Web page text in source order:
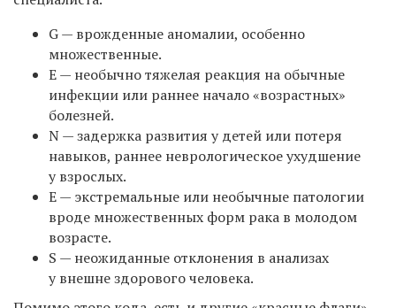
G — врожденные аномалии, особенно
множественные.
E — необычно тяжелая реакция на обычные
инфекции или раннее начало «возрастных»
болезней.
N — задержка развития у детей или потеря
навыков, раннее неврологическое ухудшение
у взрослых.
E — экстремальные или необычные патологии
вроде множественных форм рака в молодом
возрасте.
S — неожиданные отклонения в анализах
у внешне здорового человека.